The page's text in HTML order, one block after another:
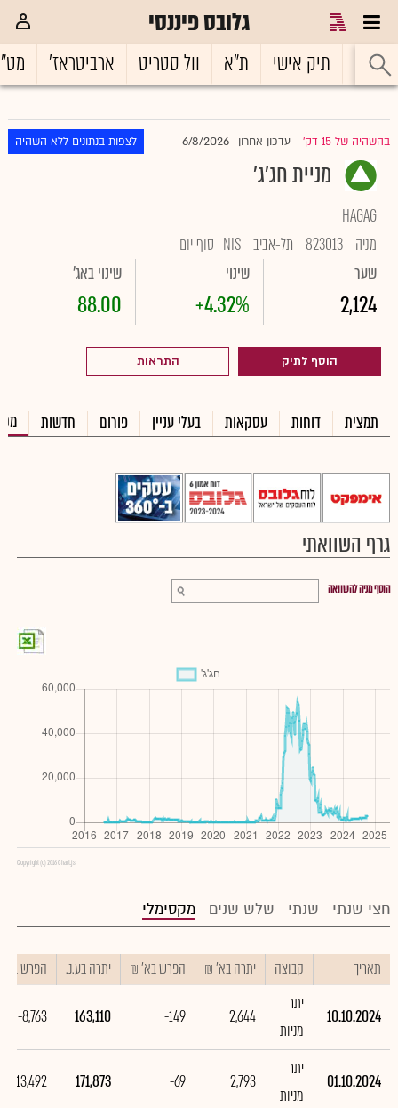
גלובס פיננסי
ראשי תיק אישי ת"א וול סטריט ארביטראז'
בהשהיה של 15 דק' עדכון אחרון 6/8/2026 לצפות בנתונים ללא השהיה
מניית חג'ג'
HAGAG
מניה 823013 תל-אביב NIS סוף יום
שער
2,124
שינוי
+4.32%
שינוי באג'
88.00
הוסף לתיק התראות
תמצית דוחות עסקאות בעלי עניין פורום חדשות
גרף השוואתי
הוסף מניה להשוואה
Copyright (c) 2016 Chart.js
חצי שנתי שנתי שלש שנים מקסימלי
תאריך קבוצה יתרה בא' ₪ הפרש בא' ₪ יתרה בע.נ. הפרש
10.10.2024
יתר
מניות
2,644
-149
163,110
-8,763
01.10.2024
יתר
מניות
2,793
-69
171,873
-13,492